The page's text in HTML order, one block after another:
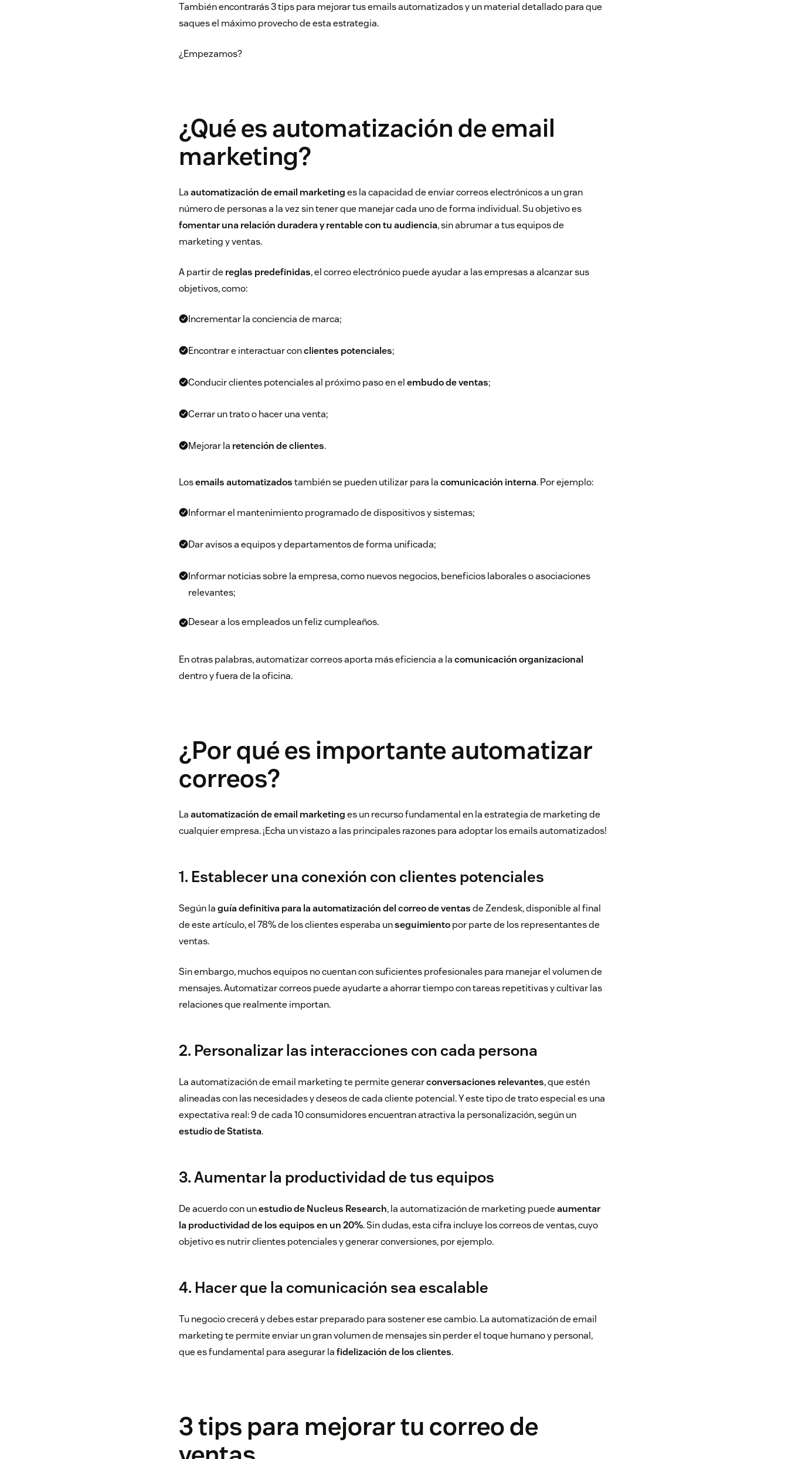
También encontrarás 3 tips para mejorar tus emails automatizados y un material detallado para que
saques el máximo provecho de esta estrategia.
¿Empezamos?
¿Qué es automatización de email
marketing?
Laautomatización de email marketinges la capacidad de enviar correos electrónicos a un gran
número de personas a la vez sin tener que manejar cada uno de forma individual. Su objetivo es
fomentar una relación duradera y rentablecon tu audiencia, sin abrumar a tus equipos de
marketing y ventas.
A partir de reglas predefinidas, el correo electrónico puede ayudar a las empresas a alcanzar sus
objetivos, como:
Incrementar la conciencia de marca;
Encontrar e interactuar conclientes potenciales;
Conducir clientes potenciales al próximo paso en elembudo de ventas;
Cerrar un trato o hacer una venta;
Mejorar la retención de clientes.
Losemails automatizadostambién se pueden utilizar para lacomunicación interna. Por ejemplo:
Informar el mantenimiento programado de dispositivos y sistemas;
Dar avisos a equipos y departamentos de forma unificada;
Informar noticias sobre la empresa, como nuevos negocios, beneficios laborales o asociaciones
relevantes;
Desear a los empleados un feliz cumpleaños.
En otras palabras, automatizar correos aporta más eficiencia a lacomunicación organizacional
dentro y fuera de la oficina.
¿Por qué es importante automatizar
correos?
Laautomatización de email marketinges un recurso fundamental en la estrategia de marketing de
cualquier empresa. ¡Echa un vistazo a las principales razones para adoptar los emails automatizados!
1. Establecer una conexión con clientes potenciales
Según laguía definitiva para la automatización del correo de ventasde Zendesk, disponible al final
de este artículo, el 78% de los clientes esperaba unseguimientopor parte de los representantes de
ventas.
Sin embargo, muchos equipos no cuentan con suficientes profesionales para manejar el volumen de
mensajes. Automatizar correos puede ayudarte a ahorrar tiempo con tareas repetitivas y cultivar las
relaciones que realmente importan.
2. Personalizar las interacciones con cada persona
La automatización de email marketing te permite generarconversaciones relevantes, que estén
alineadas con las necesidades y deseos de cada cliente potencial. Y este tipo de trato especial es una
expectativa real: 9 de cada 10 consumidores encuentran atractiva la personalización, según un
estudio de Statista.
3. Aumentar la productividad de tus equipos
De acuerdo con unestudio de Nucleus Research, la automatización de marketing puedeaumentar
la productividad de los equipos en un 20%. Sin dudas, esta cifra incluye los correos de ventas, cuyo
objetivo es nutrir clientes potenciales y generar conversiones, por ejemplo.
4. Hacer que la comunicación sea escalable
Tu negocio crecerá y debes estar preparado para sostener ese cambio. La automatización de email
marketing te permite enviar un gran volumen de mensajes sin perder el toque humano y personal,
que es fundamental para asegurar lafidelización de los clientes.
3 tips para mejorar tu correo de